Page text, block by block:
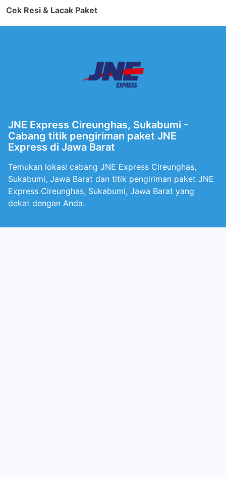
Cek Resi & Lacak Paket
JNE Express Cireunghas, Sukabumi -
Cabang titik pengiriman paket JNE
Express di Jawa Barat
Temukan lokasi cabang JNE Express Cireunghas,
Sukabumi, Jawa Barat dan titik pengiriman paket JNE
Express Cireunghas, Sukabumi, Jawa Barat yang
dekat dengan Anda.